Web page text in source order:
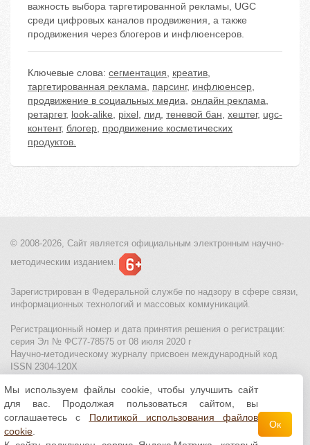
важность выбора таргетированной рекламы, UGC
среди цифровых каналов продвижения, а также
продвижения через блогеров и инфлюенсеров.
Ключевые слова: сегментация, креатив,
таргетированная реклама, парсинг, инфлюенсер,
продвижение в социальных медиа, онлайн реклама,
ретаргет, look-alike, pixel, лид, теневой бан, хештег, ugc-
контент, блогер, продвижение косметических
продуктов.
© 2008-2026, Сайт является официальным электронным научно-
методическим изданием.
Зарегистрирован в Федеральной службе по надзору в сфере связи,
информационных технологий и массовых коммуникаций.
Регистрационный номер и дата принятия решения о регистрации:
серия Эл № ФС77-78575 от 08 июля 2020 г
Научно-методическому журналу присвоен международный код
ISSN 2304-120X
МЦИТО|Школьные олимпиады и онлайн конкурсы для детей
Политика использования файлов cookie| Политика обработки и
защиты персональных данных
Все материалы доступны полицензии Creative
Мы используем файлы cookie, чтобы улучшить сайт
для вас. Продолжая пользоваться сайтом, вы
соглашаетесь с Политикой использования файлов
cookie
Ок